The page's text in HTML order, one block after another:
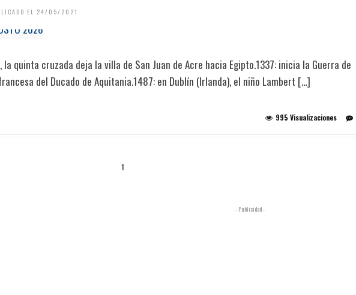
EL 24/05/2021
quinta cruzada deja la villa de San Juan de Acre hacia Egipto.1337: inicia la Guerra de
del Ducado de Aquitania.1487: en Dublín (Irlanda), el niño Lambert […]
995 Visualizaciones
1
- Publicidad -